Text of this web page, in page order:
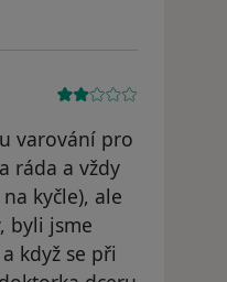
varování pro
ráda a vždy
kyčle), ale
byli jsme
když se při